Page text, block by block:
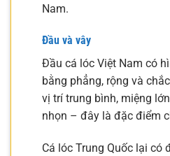
Nam.
Đầu và vây
Đầu cá lóc Việt Nam có
bằng phẳng, rộng và
vị trí trung bình, miệng
nhọn – đây là đặc điểm
Cá lóc Trung Quốc lại có